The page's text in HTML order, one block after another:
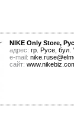
NIKE Only Store,
адрес: гр. Русе, бул.
е-mail:
сайт: